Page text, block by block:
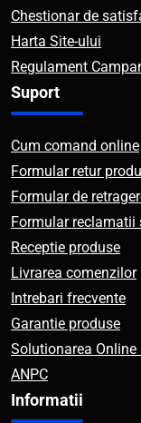
Chestionar de
Harta Site-ului
Regulament
Suport
Cum comand online
Formular retur
Formular de
Formular reclamatii
Receptie produse
Livrarea comenzilor
Intrebari frecvente
Garantie produse
Solutionarea
ANPC
Informatii